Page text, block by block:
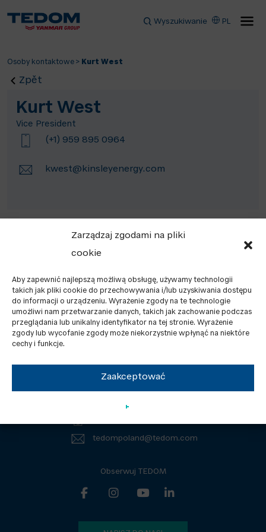
Zarządzaj zgodami na pliki
cookie
Aby zapewnić najlepszą możliwą obsługę, używamy technologii
takich jak pliki cookie do przechowywania i/lub uzyskiwania dostępu
do informacji o urządzeniu. Wyrażenie zgody na te technologie
umożliwi nam przetwarzanie danych, takich jak zachowanie podczas
przeglądania lub unikalny identyfikator na tej stronie. Wyrażenie
zgody lub wycofanie zgody może niekorzystnie wpłynąć na niektóre
cechy i funkcje.
Zaakceptować
Wyszukiwanie PL
Osoby kontaktowe > Kurt West
Zpět
Kurt West
Vice President
(+1) 959 895 0964
kwest@kinsleyenergy.com
Kontakty RODO
tedompoland@tedom.com
Obserwuj TEDOM